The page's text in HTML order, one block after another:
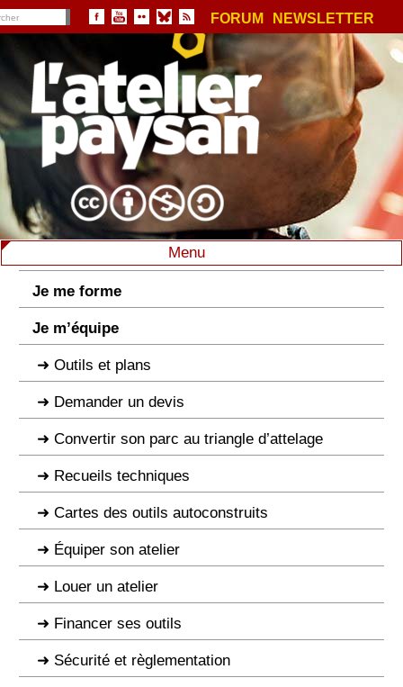
FORUM NEWSLETTER
Menu
Je me forme
Je m’équipe
Outils et plans
Demander un devis
Convertir son parc au triangle d’attelage
Recueils techniques
Cartes des outils autoconstruits
Équiper son atelier
Louer un atelier
Financer ses outils
Sécurité et règlementation